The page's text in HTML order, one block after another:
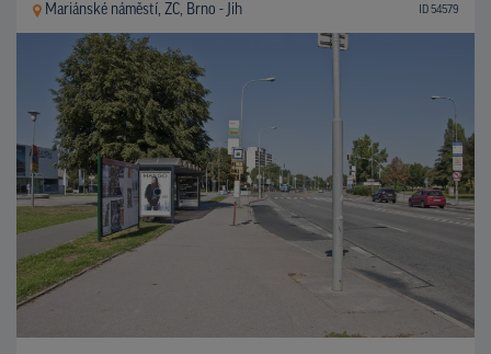
Mariánské náměstí, ZC, Brno - Jih ID 54579